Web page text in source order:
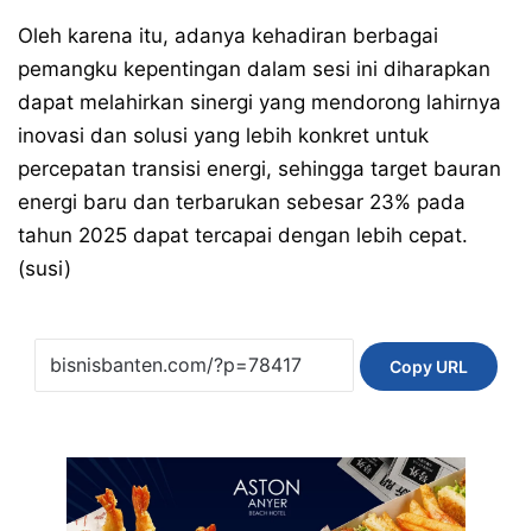
Oleh karena itu, adanya kehadiran berbagai
pemangku kepentingan dalam sesi ini diharapkan
dapat melahirkan sinergi yang mendorong lahirnya
inovasi dan solusi yang lebih konkret untuk
percepatan transisi energi, sehingga target bauran
energi baru dan terbarukan sebesar 23% pada
tahun 2025 dapat tercapai dengan lebih cepat.
(susi)
Copy URL